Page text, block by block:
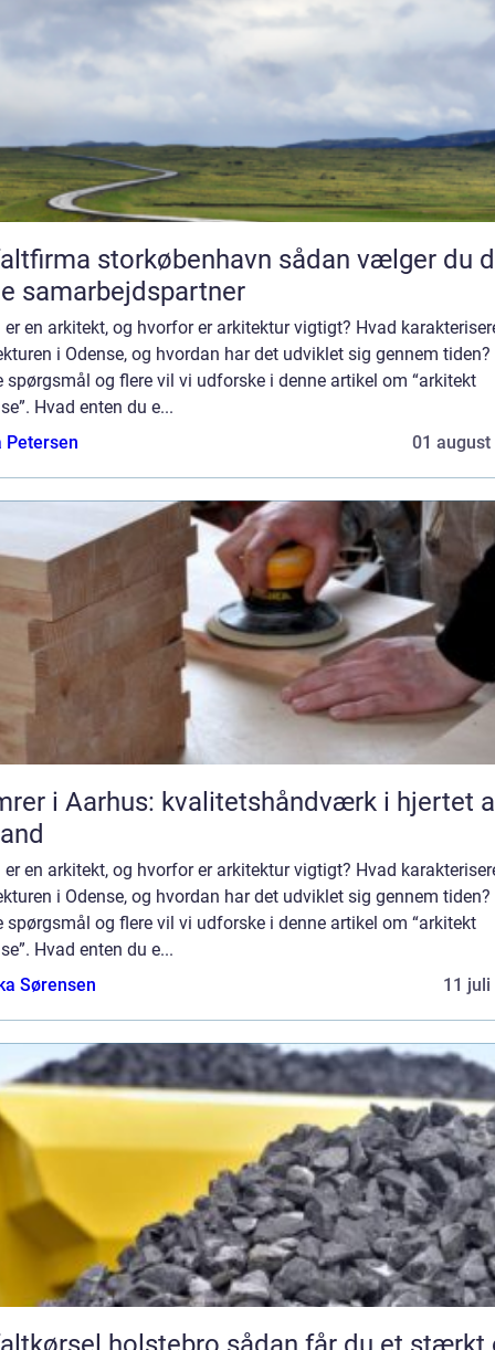
storkøbenhavn sådan vælger du den
samarbejdspartner
er en arkitekt, og hvorfor er arkitektur vigtigt? Hvad
i Odense, og hvordan har det udviklet sig gennem tiden?
spørgsmål og flere vil vi udforske i denne artikel om “arkitekt
Hvad enten du e...
Petersen
01 august
i Aarhus: kvalitetshåndværk i hjertet
er en arkitekt, og hvorfor er arkitektur vigtigt? Hvad
i Odense, og hvordan har det udviklet sig gennem tiden?
spørgsmål og flere vil vi udforske i denne artikel om “arkitekt
Hvad enten du e...
Sørensen
11 juli